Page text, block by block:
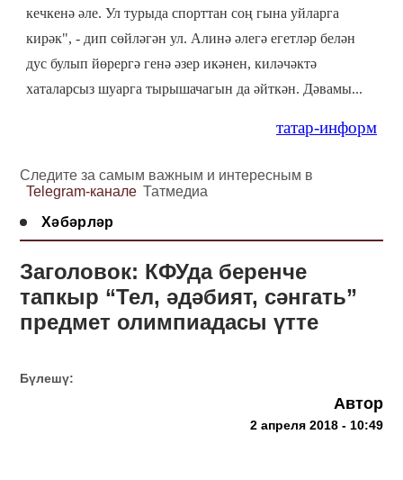
кечкенә әле. Ул турыда спорттан соң гына уйларга
кирәк", - дип сөйләгән ул. Алинә әлегә егетләр белән
дус булып йөрергә генә әзер икәнен, киләчәктә
хаталарсыз шуарга тырышачагын да әйткән. Дәвамы...
татар-информ
Следите за самым важным и интересным в
Telegram-канале Татмедиа
Хәбәрләр
Заголовок: КФУда беренче
тапкыр “Тел, әдәбият, сәнгать”
предмет олимпиадасы үтте
Бүлешү:
Автор
2 апреля 2018 - 10:49